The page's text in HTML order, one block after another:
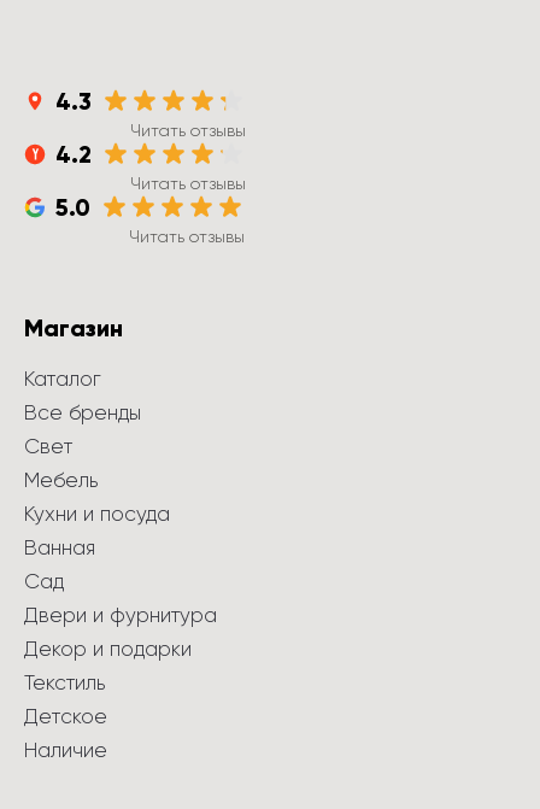
4.3
Читать отзывы
4.2
Читать отзывы
5.0
Читать отзывы
Магазин
Каталог
Все бренды
Свет
Мебель
Кухни и посуда
Ванная
Сад
Двери и фурнитура
Декор и подарки
Текстиль
Детское
Наличие